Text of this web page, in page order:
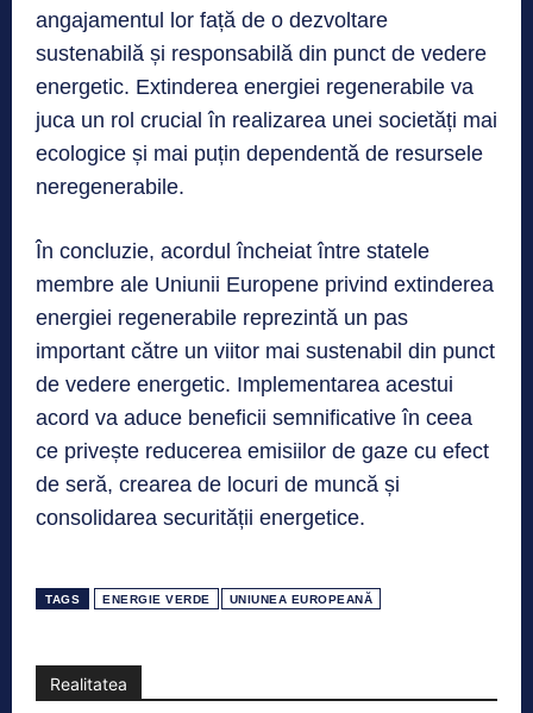
angajamentul lor față de o dezvoltare
sustenabilă și responsabilă din punct de vedere
energetic. Extinderea energiei regenerabile va
juca un rol crucial în realizarea unei societăți mai
ecologice și mai puțin dependentă de resursele
neregenerabile.
În concluzie, acordul încheiat între statele
membre ale Uniunii Europene privind extinderea
energiei regenerabile reprezintă un pas
important către un viitor mai sustenabil din punct
de vedere energetic. Implementarea acestui
acord va aduce beneficii semnificative în ceea
ce privește reducerea emisiilor de gaze cu efect
de seră, crearea de locuri de muncă și
consolidarea securității energetice.
TAGS ENERGIE VERDE UNIUNEA EUROPEANĂ
Realitatea